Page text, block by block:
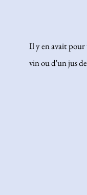
Il y en avait pour
vin ou d'un jus